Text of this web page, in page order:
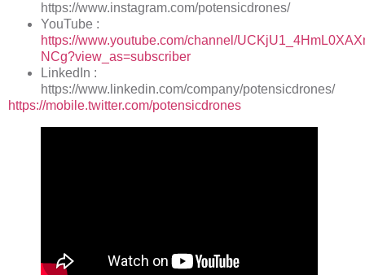
https://www.instagram.com/potensicdrones/
YouTube :
https://www.youtube.com/channel/
NCg?view_as=subscriber
LinkedIn :
https://www.linkedin.com/company/potensicdrones/
https://mobile.twitter.com/potensicdrones